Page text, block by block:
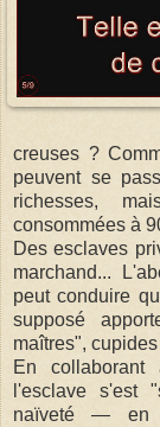
creuses ?
peuvent se
richesses,
consommées à
Des esclaves
marchand...
peut conduire
supposé
maîtres",
En collaborant
l'esclave s'est
naïveté — en